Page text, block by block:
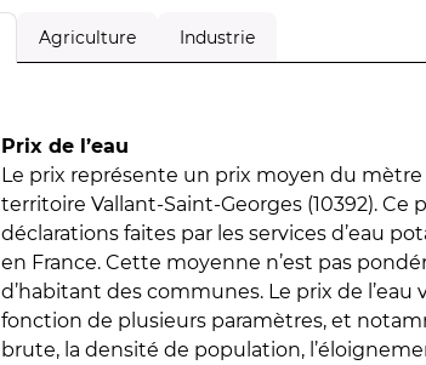
Agriculture Industrie
Prix de l’eau
Le prix représente un prix moyen du mètre
territoire Vallant-Saint-Georges (10392). Ce
déclarations faites par les services d’eau
en France. Cette moyenne n’est pas
d’habitant des communes. Le prix de l’eau
fonction de plusieurs paramètres, et
brute, la densité de population,